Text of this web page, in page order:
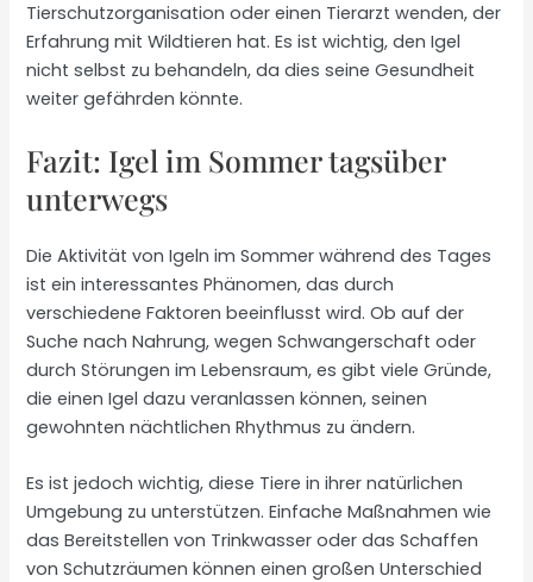
Tierschutzorganisation oder einen Tierarzt wenden, der
Erfahrung mit Wildtieren hat. Es ist wichtig, den Igel
nicht selbst zu behandeln, da dies seine Gesundheit
weiter gefährden könnte.
Fazit: Igel im Sommer tagsüber
unterwegs
Die Aktivität von Igeln im Sommer während des Tages
ist ein interessantes Phänomen, das durch
verschiedene Faktoren beeinflusst wird. Ob auf der
Suche nach Nahrung, wegen Schwangerschaft oder
durch Störungen im Lebensraum, es gibt viele Gründe,
die einen Igel dazu veranlassen können, seinen
gewohnten nächtlichen Rhythmus zu ändern.
Es ist jedoch wichtig, diese Tiere in ihrer natürlichen
Umgebung zu unterstützen. Einfache Maßnahmen wie
das Bereitstellen von Trinkwasser oder das Schaffen
von Schutzräumen können einen großen Unterschied